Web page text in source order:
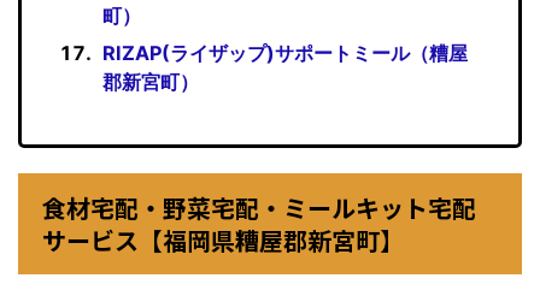
町）
RIZAP(ライザップ)サポートミール（糟屋
郡新宮町）
食材宅配・野菜宅配・ミールキット宅配
サービス【福岡県糟屋郡新宮町】